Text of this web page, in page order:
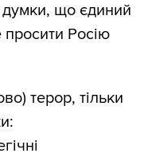
що єдиний
просити Росію
терор, тільки